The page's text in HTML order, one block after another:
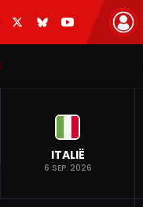
ITALIË
6 SEP. 2026